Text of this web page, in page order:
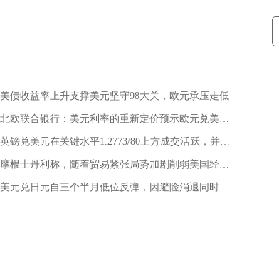
美债收益率上升支撑美元坚守98大关，欧元承压走低
北欧联合银行：美元利率的重新定价预示欧元兑美元中期将大幅上涨
英镑兑美元在关键水平1.2773/80上方成交活跃，并创出逾三个月新低
摩根士丹利称，随着贸易紧张局势加剧削弱美国经济增长且拖累美元，黄金将成为一种具有吸引力的避险资产
美元兑日元自三个半月低位反弹，因避险消退同时黑田在度放鸽